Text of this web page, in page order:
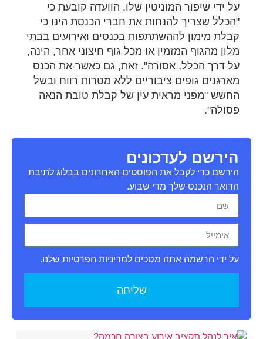
על ידי שיפור המוניטין שלו. הוועדה קובעת כי
"הכלל שצריך להנחות את חברי הכנסת הינו כי
קבלת מימון לההשתתפות בכנסים ואירועים בבתי
מלון מהגוף המזמין או מכל גוף חיצוני אחר, הינה,
על דרך הכלל, אסורה". זאת, גם כאשר את הכנס
מארגנים גופים ציבוריים ללא מטרות רווח ובשל
החשש "מפני מראית עין של קבלת טובת הנאה
פסולה".
הירשם לעדכונים
הירשם כדי לקבל את הפוסטים האחרונים בבלוג לתיבת
הדואר הנכנס שלך מדי שבוע.
על ידי הרשמה אתה מסכים למדיניות הפרטיות שלנו.
שליחה